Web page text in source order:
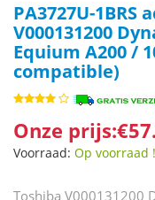
PA3727U-
V000131200
Equium A200 /
compatible)
Onze
Voorraad: Op voorraad !
Toshiba V000131200